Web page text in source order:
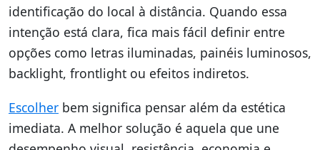
identificação do local à distância. Quando essa
intenção está clara, fica mais fácil definir entre
opções como letras iluminadas, painéis luminosos,
backlight, frontlight ou efeitos indiretos.
Escolher bem significa pensar além da estética
imediata. A melhor solução é aquela que une